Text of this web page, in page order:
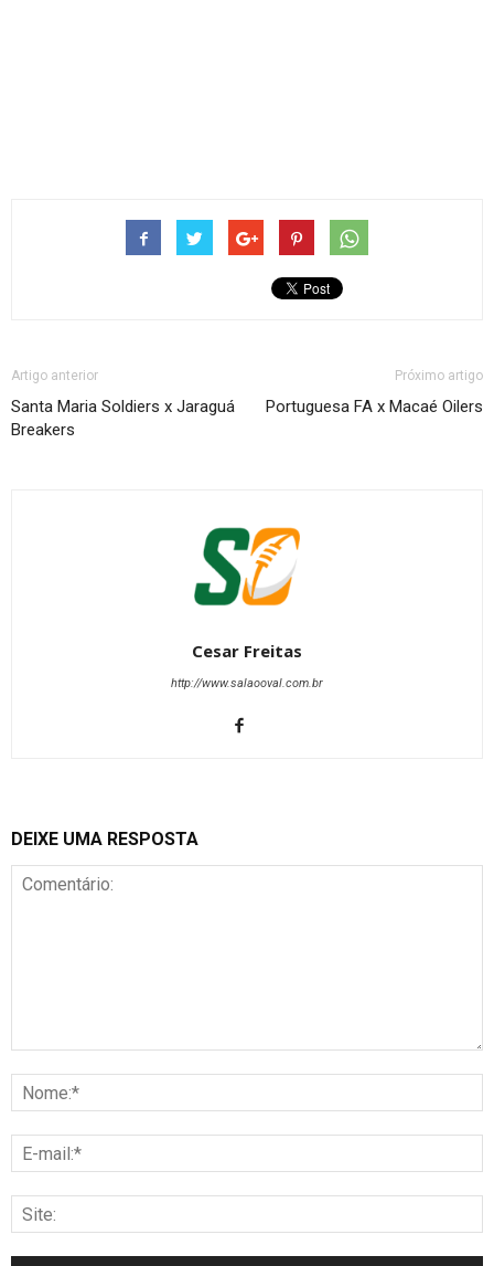
Artigo anterior
Santa Maria Soldiers x Jaraguá
Breakers
Próximo artigo
Portuguesa FA x Macaé Oilers
Cesar Freitas
http://www.salaooval.com.br
DEIXE UMA RESPOSTA